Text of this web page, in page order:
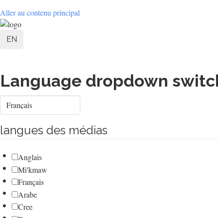
Aller au contenu principal
User
menu
EN
Language dropdown
Select
your
langues des médias
Anglais
Mi'kmaw
Français
Arabe
Cree